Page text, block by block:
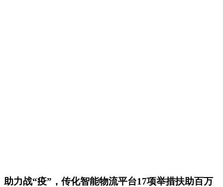
助力战“疫”，传化智能物流平台17项举措扶助百万